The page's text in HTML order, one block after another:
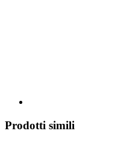
Prodotti simili